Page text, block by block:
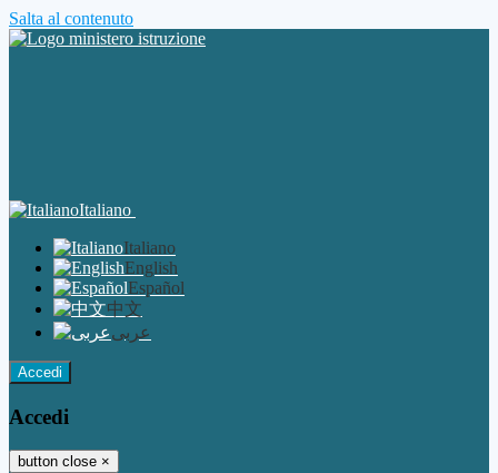
Salta al contenuto
Italiano
Italiano
English
Español
中文
عربى
Accedi
Accedi
button close ×